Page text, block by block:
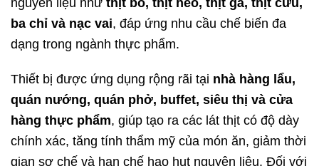
ba chỉ và nạc vai, đáp ứng nhu cầu chế biến đa
dạng trong ngành thực phẩm.
Thiết bị được ứng dụng rộng rãi tại nhà hàng lẩu,
quán nướng, quán phở, buffet, siêu thị và cửa
hàng thực phẩm, giúp tạo ra các lát thịt có độ dày
chính xác, tăng tính thẩm mỹ của món ăn, giảm thời
gian sơ chế và hạn chế hao hụt nguyên liệu. Đối với